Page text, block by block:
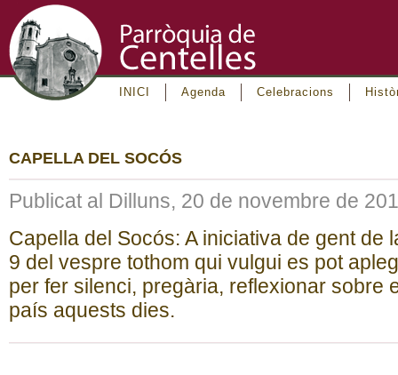
INICI Agenda Celebracions
CAPELLA DEL SOCÓS
Publicat al Dilluns, 20 de novembre de
Capella del Socós: A iniciativa de gent de
9 del vespre tothom qui vulgui es pot
per fer silenci, pregària, reflexionar sobre
país aquests dies.